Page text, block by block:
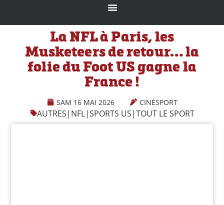
La NFL à Paris, les
Musketeers de retour… la
folie du Foot US gagne la
France !
SAM 16 MAI 2026 CINÉSPORT
AUTRES| NFL|SPORTS US|TOUT LE SPORT